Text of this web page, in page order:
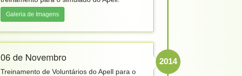
Galeria de Imagens
2014
06 de Novembro
Treinamento de Voluntários do Apell para o